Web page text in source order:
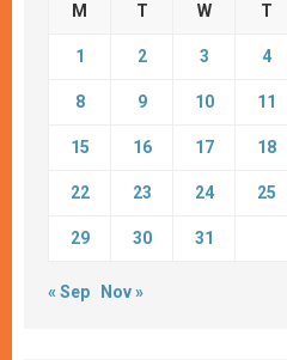
M T W T
1 2 3 4
8 9 10 11
15 16 17 18
22 23 24 25
29 30 31
« Sep Nov »